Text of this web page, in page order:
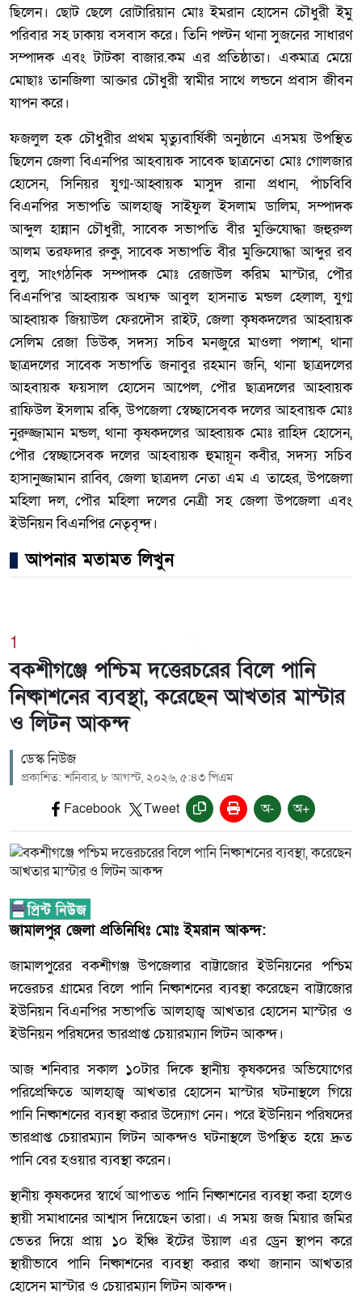
ছিলেন। ছোট ছেলে রোটারিয়ান মোঃ ইমরান হোসেন চৌধুরী ইমু
পরিবার সহ ঢাকায় বসবাস করে। তিনি পল্টন থানা সুজনের সাধারণ
সম্পাদক এবং টাটকা বাজার.কম এর প্রতিষ্ঠাতা। একমাত্র মেয়ে
মোছাঃ তানজিলা আক্তার চৌধুরী স্বামীর সাথে লন্ডনে প্রবাস জীবন
যাপন করে।
ফজলুল হক চৌধুরীর প্রথম মৃত্যুবার্ষিকী অনুষ্ঠানে এসময় উপস্থিত
ছিলেন জেলা বিএনপির আহবায়ক সাবেক ছাত্রনেতা মোঃ গোলজার
হোসেন, সিনিয়র যুগ্ম-আহ্বায়ক মাসুদ রানা প্রধান, পাঁচবিবি
বিএনপির সভাপতি আলহাজ্ব সাইফুল ইসলাম ডালিম, সম্পাদক
আব্দুল হান্নান চৌধুরী, সাবেক সভাপতি বীর মুক্তিযোদ্ধা জহুরুল
আলম তরফদার রুকু, সাবেক সভাপতি বীর মুক্তিযোদ্ধা আব্দুর রব
বুলু, সাংগঠনিক সম্পাদক মোঃ রেজাউল করিম মাস্টার, পৌর
বিএনপি’র আহ্বায়ক অধ্যক্ষ আবুল হাসনাত মন্ডল হেলাল, যুগ্ম
আহ্বায়ক জিয়াউল ফেরদৌস রাইট, জেলা কৃষকদলের আহ্বায়ক
সেলিম রেজা ডিউক, সদস্য সচিব মনজুরে মাওলা পলাশ, থানা
ছাত্রদলের সাবেক সভাপতি জনাবুর রহমান জনি, থানা ছাত্রদলের
আহবায়ক ফয়সাল হোসেন আপেল, পৌর ছাত্রদলের আহ্বায়ক
রাফিউল ইসলাম রকি, উপজেলা স্বেচ্ছাসেবক দলের আহবায়ক মোঃ
নুরুজ্জামান মন্ডল, থানা কৃষকদলের আহ্বায়ক মোঃ রাহিদ হোসেন,
পৌর স্বেচ্ছাসেবক দলের আহবায়ক হুমায়ূন কবীর, সদস্য সচিব
হাসানুজ্জামান রাব্বি, জেলা ছাত্রদল নেতা এম এ তাহের, উপজেলা
মহিলা দল, পৌর মহিলা দলের নেত্রী সহ জেলা উপজেলা এবং
ইউনিয়ন বিএনপির নেতৃবৃন্দ।
আপনার মতামত লিখুন
1
বকশীগঞ্জে পশ্চিম দত্তেরচরের বিলে পানি
নিষ্কাশনের ব্যবস্থা, করেছেন আখতার মাস্টার
ও লিটন আকন্দ
ডেস্ক নিউজ
প্রকাশিত: শনিবার, ৮ আগস্ট, ২০২৬, ৫:৪৩ পিএম
Facebook Tweet অ- অ+
জামালপুর জেলা প্রতিনিধিঃ মোঃ ইমরান আকন্দ:
জামালপুরের বকশীগঞ্জ উপজেলার বাট্টাজোর ইউনিয়নের পশ্চিম
দত্তেরচর গ্রামের বিলে পানি নিষ্কাশনের ব্যবস্থা করেছেন বাট্টাজোর
ইউনিয়ন বিএনপির সভাপতি আলহাজ্ব আখতার হোসেন মাস্টার ও
ইউনিয়ন পরিষদের ভারপ্রাপ্ত চেয়ারম্যান লিটন আকন্দ।
আজ শনিবার সকাল ১০টার দিকে স্থানীয় কৃষকদের অভিযোগের
পরিপ্রেক্ষিতে আলহাজ্ব আখতার হোসেন মাস্টার ঘটনাস্থলে গিয়ে
পানি নিষ্কাশনের ব্যবস্থা করার উদ্যোগ নেন। পরে ইউনিয়ন পরিষদের
ভারপ্রাপ্ত চেয়ারম্যান লিটন আকন্দও ঘটনাস্থলে উপস্থিত হয়ে দ্রুত
পানি বের হওয়ার ব্যবস্থা করেন।
স্থানীয় কৃষকদের স্বার্থে আপাতত পানি নিষ্কাশনের ব্যবস্থা করা হলেও
স্থায়ী সমাধানের আশ্বাস দিয়েছেন তারা। এ সময় জজ মিয়ার জমির
ভেতর দিয়ে প্রায় ১০ ইঞ্চি ইটের উয়াল এর ড্রেন স্থাপন করে
স্থায়ীভাবে পানি নিষ্কাশনের ব্যবস্থা করার কথা জানান আখতার
হোসেন মাস্টার ও চেয়ারম্যান লিটন আকন্দ।